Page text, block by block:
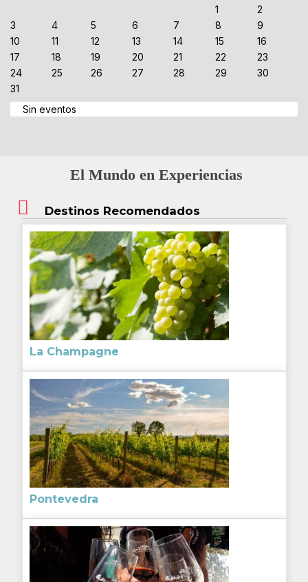
1
2
3
4 5 6 7 8
9
10
11 12 13 14 15
16
17
18 19 20 21 22
23
24
25 26 27 28 29
30
31
Sin eventos
El Mundo en Experiencias
Destinos Recomendados
La Champagne
Pontevedra